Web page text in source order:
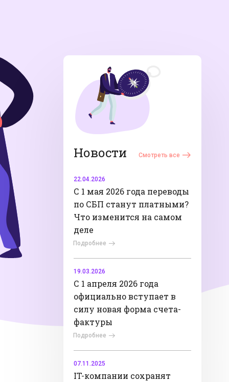
Новости Смотреть все
22.04.2026
С 1 мая 2026 года переводы
по СБП станут платными?
Что изменится на самом
деле
Подробнее
19.03.2026
С 1 апреля 2026 года
официально вступает в
силу новая форма счета-
фактуры
Подробнее
07.11.2025
IT-компании сохранят